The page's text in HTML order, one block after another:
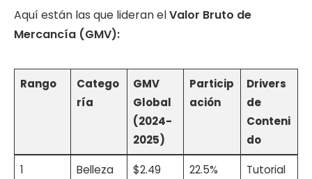
Aquí están las que lideran elValor Bruto de
Mercancía (GMV):
Rango
Catego
ría
GMV
Global
(2024-
2025)
Particip
ación
Drivers
de
Conteni
do
1
Belleza
$2.49
22.5%
Tutorial